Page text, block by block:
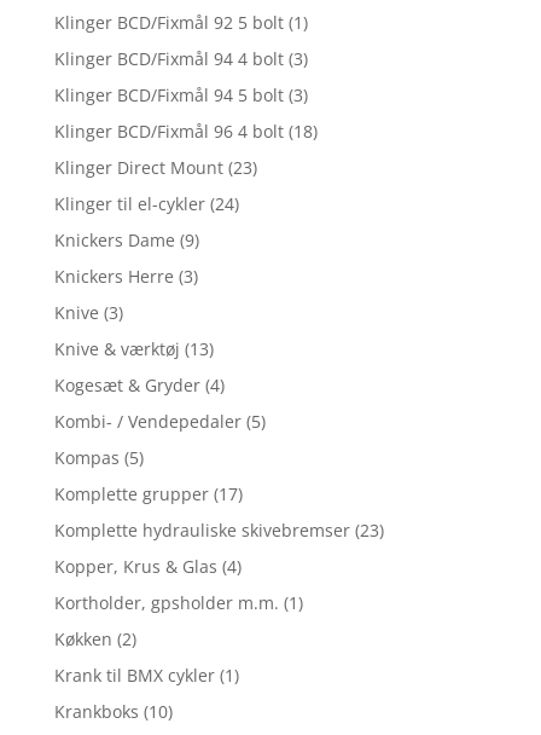
Klinger BCD/Fixmål 92 5 bolt (1)
Klinger BCD/Fixmål 94 4 bolt (3)
Klinger BCD/Fixmål 94 5 bolt (3)
Klinger BCD/Fixmål 96 4 bolt (18)
Klinger Direct Mount (23)
Klinger til el-cykler (24)
Knickers Dame (9)
Knickers Herre (3)
Knive (3)
Knive & værktøj (13)
Kogesæt & Gryder (4)
Kombi- / Vendepedaler (5)
Kompas (5)
Komplette grupper (17)
Komplette hydrauliske skivebremser (23)
Kopper, Krus & Glas (4)
Kortholder, gpsholder m.m. (1)
Køkken (2)
Krank til BMX cykler (1)
Krankboks (10)